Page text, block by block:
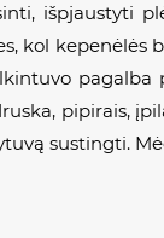
išpjaustyti
kol kepenėlės
pipirais,
sustingti.